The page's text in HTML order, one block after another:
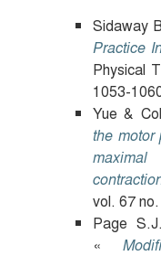
Sidaway
Practice
Physical
1053-
Yue &
the motor
vol. 67
Page
«